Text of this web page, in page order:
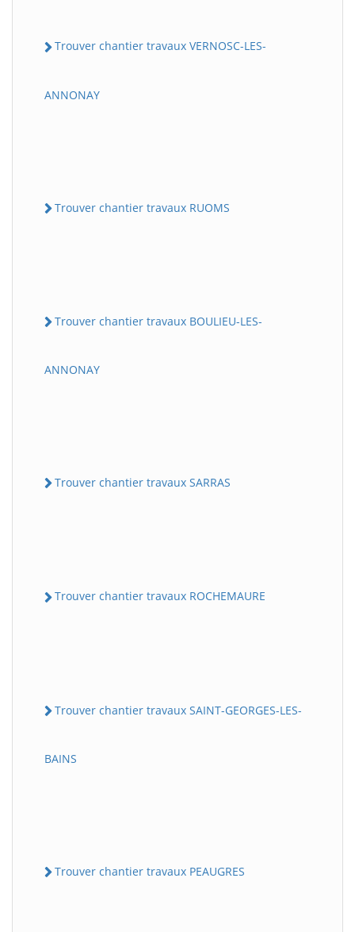
Trouver chantier travaux VERNOSC-LES-
ANNONAY
Trouver chantier travaux RUOMS
Trouver chantier travaux BOULIEU-LES-
ANNONAY
Trouver chantier travaux SARRAS
Trouver chantier travaux ROCHEMAURE
Trouver chantier travaux SAINT-GEORGES-LES-
BAINS
Trouver chantier travaux PEAUGRES